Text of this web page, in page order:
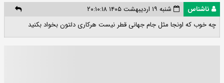
ناشناس
شنبه ۱۹ اردیبهشت ۱۴۰۵ ۲۰:۱۰:۱۸
چه خوب که اونجا مثل جام جهانی قطر نیست هرکاری دلتون بخواد بکنید